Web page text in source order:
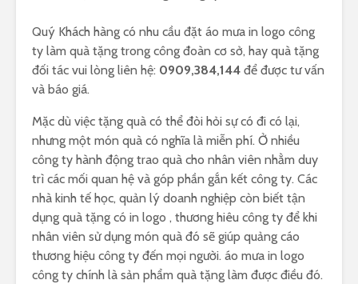
Quý Khách hàng có nhu cầu đặt áo mưa in logo công
ty làm quà tặng trong công đoàn cơ sở, hay quà tặng
đối tác vui lòng liên hệ: 0909,384,144 để được tư vấn
và báo giá.
Mặc dù việc tặng quà có thể đòi hỏi sự có đi có lại,
nhưng một món quà có nghĩa là miễn phí. Ở nhiều
công ty hành động trao quà cho nhân viên nhằm duy
trì các mối quan hệ và góp phần gắn kết công ty. Các
nhà kinh tế học, quản lý doanh nghiệp còn biết tận
dụng quà tặng có in logo , thương hiêu công ty để khi
nhân viên sử dụng món quà đó sẽ giúp quảng cáo
thương hiệu công ty đến mọi người. áo mưa in logo
công ty chính là sản phẩm quà tặng làm được điều đó.